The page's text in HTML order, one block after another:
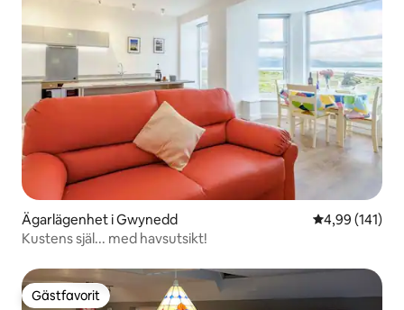
Ägarlägenhet i Gwynedd 4,99 av 5 i
4,99 (141)
Kustens själ... med havsutsikt!
Gästfavorit
Gästfavorit